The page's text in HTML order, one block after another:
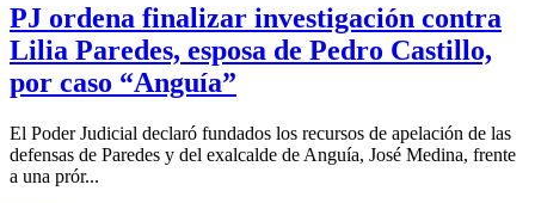
PJ ordena finalizar investigación contra
Lilia Paredes, esposa de Pedro Castillo,
por caso “Anguía”
El Poder Judicial declaró fundados los recursos de apelación de las
defensas de Paredes y del exalcalde de Anguía, José Medina, frente
a una prór...